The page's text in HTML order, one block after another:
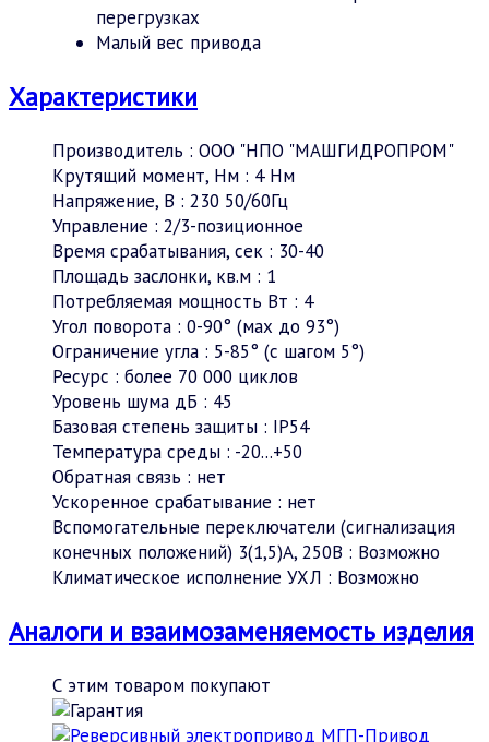
перегрузках
Малый вес привода
Характеристики
Производитель : ООО "НПО "МАШГИДРОПРОМ"
Крутящий момент, Нм : 4 Нм
Напряжение, В : 230 50/60Гц
Управление : 2/3-позиционное
Время срабатывания, сек : 30-40
Площадь заслонки, кв.м : 1
Потребляемая мощность Вт : 4
Угол поворота : 0-90° (мах до 93°)
Ограничение угла : 5-85° (c шагом 5°)
Ресурс : более 70 000 циклов
Уровень шума дБ : 45
Базовая степень защиты : IP54
Температура среды : -20...+50
Обратная связь : нет
Ускоренное срабатывание : нет
Вспомогательные переключатели (сигнализация
конечных положений) 3(1,5)А, 250В : Возможно
Климатическое исполнение УХЛ : Возможно
Аналоги и взаимозаменяемость изделия
С этим товаром покупают